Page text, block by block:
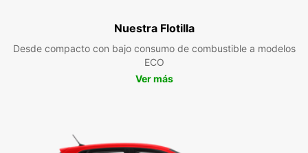
Nuestra Flotilla
Desde compacto con bajo consumo de combustible a modelos
ECO
Ver más